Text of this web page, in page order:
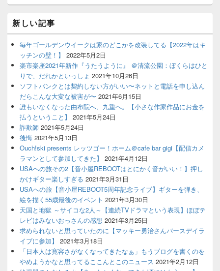
新しい記事
毎年ゴールデンウイークは家のどこかを改装してる【2022年はキ
ッチンの壁！】
2022年5月2日
楽市楽座2021年新作『うたうように』 ＠清流公園：ぼくらはひと
りで、だれかといっしょ 2021年10月26日
ソフトバンクとは契約しない方がいい〜ネットと電話を申し込ん
だらこんな大変な被害が〜 2021年6月15日
誰もいなくなった由布院へ、九重へ。【小さな作家作品にお金を
払うということ】
2021年5月24日
詐欺師 2021年5月24日
後悔 2021年5月13日
Ouch!ski presents レッツゴー！ホーム＠cafe bar gigi【配信カメ
ラマンとして参加してきた】
2021年4月12日
USAへの旅その2【音小屋REBOOTはとにかく音がいい！】押し
かけギター楽しすぎる 2021年3月31日
USAへの旅【音小屋REBOOT5周年記念ライブ】ギターを弾き、
絵を描く55歳最後のイベント 2021年3月30日
天国と地獄 ～サイコな2人～【連続TVドラマという表現】ほぼテ
レビはみないおっさんの感想 2021年3月25日
求められないと思っていたのに【マッキー勇治さんバースデイラ
イブに参加】
2021年3月18日
「日本人は寛容さがなくなってきたなぁ」もうブログを書くのを
やめようかなと思ってるここんとこのニュース 2021年2月12日